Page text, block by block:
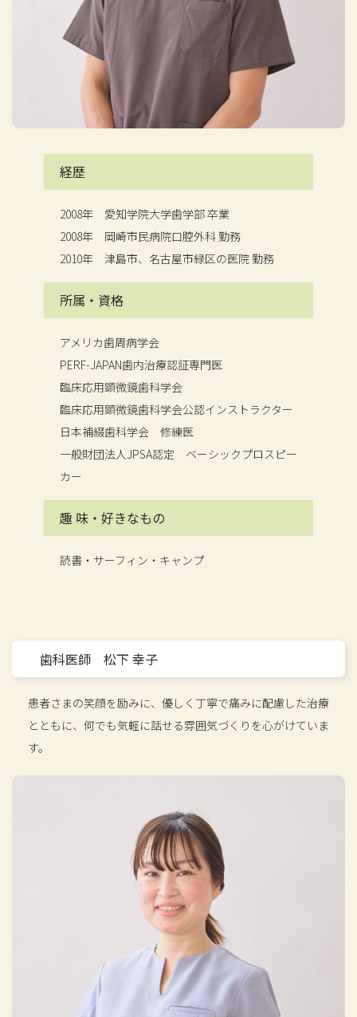
経歴
2008年 愛知学院大学歯学部 卒業
2008年 岡崎市民病院口腔外科 勤務
2010年 津島市、名古屋市緑区の医院 勤務
所属・資格
アメリカ歯周病学会
PERF-JAPAN歯内治療認証専門医
臨床応用顕微鏡歯科学会
臨床応用顕微鏡歯科学会公認インストラクター
日本補綴歯科学会 修練医
一般財団法人JPSA認定 ベーシックプロスピー
カー
趣 味・ 好きなもの
読書・サーフィン・キャンプ
歯科医師 松下 幸子
患者さまの笑顔を励みに、優しく丁寧で痛みに配慮した治療
とともに、何でも気軽に話せる雰囲気づくりを心がけていま
す。